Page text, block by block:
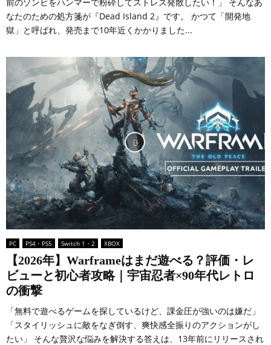
なたのための処方箋が『Dead Island 2』です。 かつて「開発地
獄」と呼ばれ、発売まで10年近くかかりました...
PC PS4・PS5 Switch 1・2 XBOX
【2026年】Warframeはまだ遊べる？評価・レ
ビューと初心者攻略｜宇宙忍者×90年代レトロ
の衝撃
「無料で遊べるゲームを探しているけど、課金圧が強いのは嫌だ」
「スタイリッシュに敵をなぎ倒す、爽快感全振りのアクションがし
たい」 そんな贅沢な悩みを解決する答えは、13年前にリリースされ